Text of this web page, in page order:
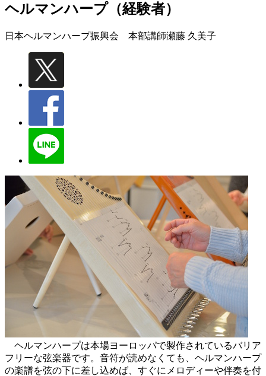
ヘルマンハープ（経験者）
日本ヘルマンハープ振興会 本部講師瀬藤 久美子
ヘルマンハープは本場ヨーロッパで製作されているバリア
フリーな弦楽器です。音符が読めなくても、ヘルマンハープ
の楽譜を弦の下に差し込めば、すぐにメロディーや伴奏を付